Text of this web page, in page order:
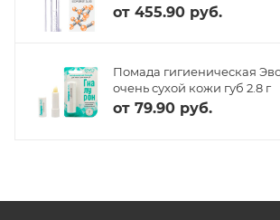
от 455.90 руб.
Помада гигиеническая
очень сухой кожи губ 2.8 г
от 79.90 руб.